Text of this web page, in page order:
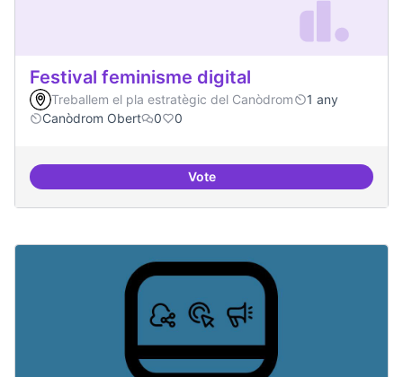
Festival feminisme digital
Treballem el pla estratègic del Canòdrom
1 any
Canòdrom Obert
0 0
VoteFestival feminisme digital